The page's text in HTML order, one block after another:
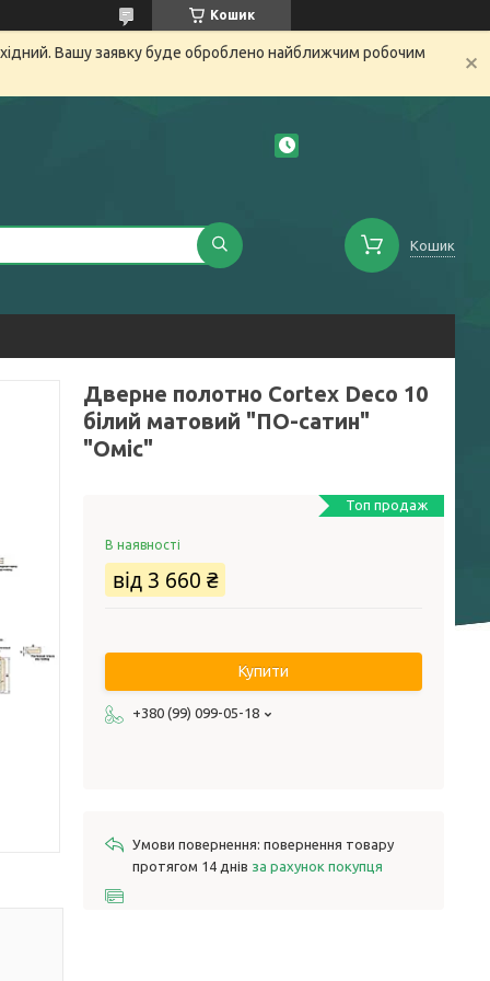
Кошик
Вашу заявку буде оброблено найближчим робочим
Кошик
Дверне полотно Cortex Deco 10
білий матовий "ПО-сатин"
"Оміс"
Топ продаж
В наявності
від3 660 ₴
Купити
+380 (99) 099-05-18
повернення товару
протягом 14 днів за рахунок покупця